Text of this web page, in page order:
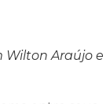
Wilton Araújo e